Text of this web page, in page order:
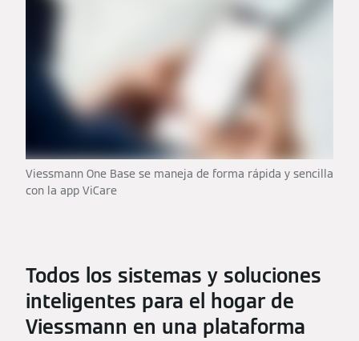
Viessmann One Base se maneja de forma rápida y sencilla
con la app ViCare
Todos los sistemas y soluciones
inteligentes para el hogar de
Viessmann en una plataforma